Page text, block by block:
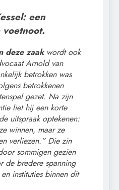
een
deze zaak wordt ook
Arnold van
betrokken was
betrokkenen
gezet. Na zijn
liet hij een korte
uitspraak optekenen:
winnen, maar ze
verliezen.” Die zin
sommigen gezien
de bredere spanning
instituties binnen dit